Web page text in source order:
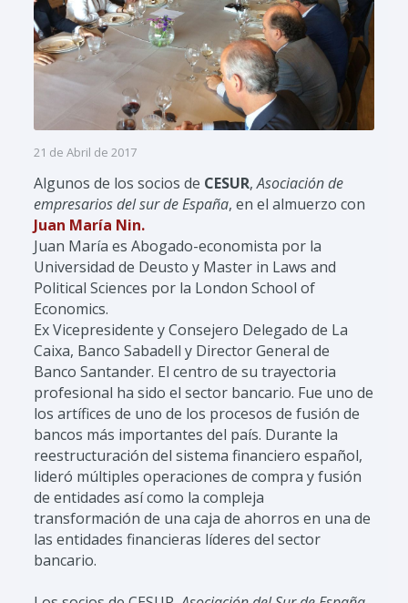
21 de Abril de 2017
Algunos de los socios de CESUR,Asociación de
empresarios del sur de España, en el almuerzo con
Juan María Nin.
Juan María es Abogado-economista por la
Universidad de Deusto y Master in Laws and
Political Sciences por la London School of
Economics.
Ex Vicepresidente y Consejero Delegado de La
Caixa, Banco Sabadell y Director General de
Banco Santander. El centro de su trayectoria
profesional ha sido el sector bancario. Fue uno de
los artífices de uno de los procesos de fusión de
bancos más importantes del país. Durante la
reestructuración del sistema financiero español,
lideró múltiples operaciones de compra y fusión
de entidades así como la compleja
transformación de una caja de ahorros en una de
las entidades financieras líderes del sector
bancario.